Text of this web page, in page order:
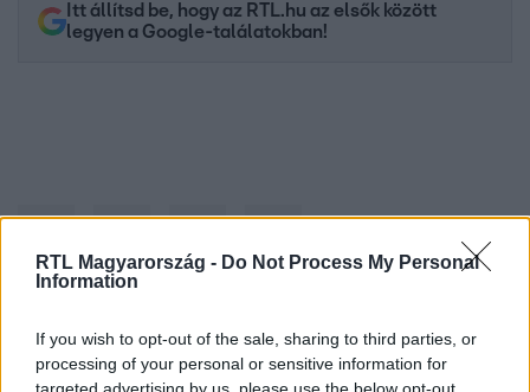
RTL Magyarország - Do Not Process My Personal
Information
If you wish to opt-out of the sale, sharing to third parties, or
processing of your personal or sensitive information for
Itt állítsd be, hogy az RTL.hu az elsők között
legyen a Google-találatokban!
Kövess minket, és értesülj a friss hírekről a
Facebookon is!